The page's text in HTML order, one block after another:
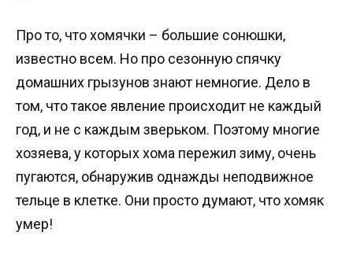
Про то, что хомячки – большие сонюшки,
известно всем. Но про сезонную спячку
домашних грызунов знают немногие. Дело в
том, что такое явление происходит не каждый
год, и не с каждым зверьком. Поэтому многие
хозяева, у которых хома пережил зиму, очень
пугаются, обнаружив однажды неподвижное
тельце в клетке. Они просто думают, что хомяк
умер!